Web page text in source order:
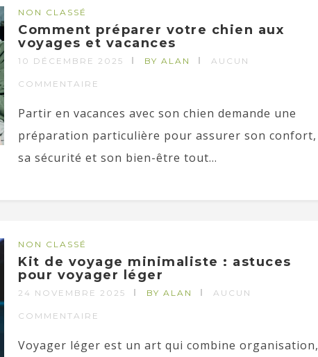
NON CLASSÉ
Comment préparer votre chien aux
voyages et vacances
10 DÉCEMBRE 2025 BY ALAN AUCUN
COMMENTAIRE
Partir en vacances avec son chien demande une
préparation particulière pour assurer son confort,
sa sécurité et son bien-être tout...
NON CLASSÉ
Kit de voyage minimaliste : astuces
pour voyager léger
24 NOVEMBRE 2025 BY ALAN AUCUN
COMMENTAIRE
Voyager léger est un art qui combine organisation,